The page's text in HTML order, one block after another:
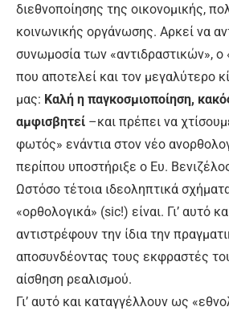
διεθνοποίησης της οικονομικής,
κοινωνικής οργάνωσης. Αρκεί να
συνωμοσία των «αντιδραστικών», ο
που αποτελεί και τον μεγαλύτερο
μας: Καλή η παγκοσμιοποίηση,
αμφισβητεί –και πρέπει να
φωτός» ενάντια στον νέο
περίπου υποστήριξε ο Ευ.
Ωστόσο τέτοια ιδεοληπτικά
«ορθολογικά» (sic!) είναι. Γι’ αυτό
αντιστρέφουν την ίδια την
αποσυνδέοντας τους εκφραστές
αίσθηση ρεαλισμού.
Γι’ αυτό και καταγγέλλουν ως